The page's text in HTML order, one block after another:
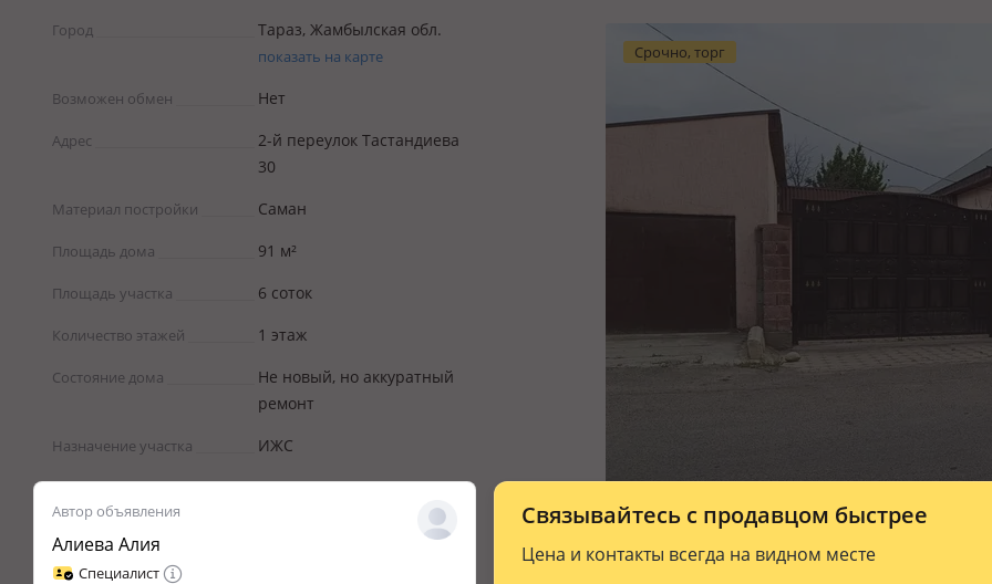
Город Тараз, Жамбылская обл.
показать на карте
Возможен обмен Нет
Адрес
2-й переулок Тастандиева
30
Материал постройки Саман
Площадь дома 91 м²
Площадь участка 6 соток
Количество этажей 1 этаж
Состояние дома
Не новый, но аккуратный
ремонт
Назначение участка ИЖС
Связывайтесь с продавцом быстрее
Цена и контакты всегда на видном месте
Автор объявления
Алиева Алия
Специалист
Срочно, торг